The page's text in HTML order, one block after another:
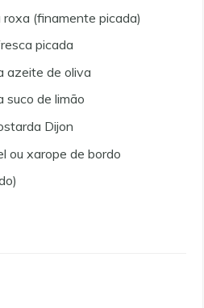
roxa (finamente picada)
picada
azeite de oliva
suco de limão
Dijon
ou xarope de bordo